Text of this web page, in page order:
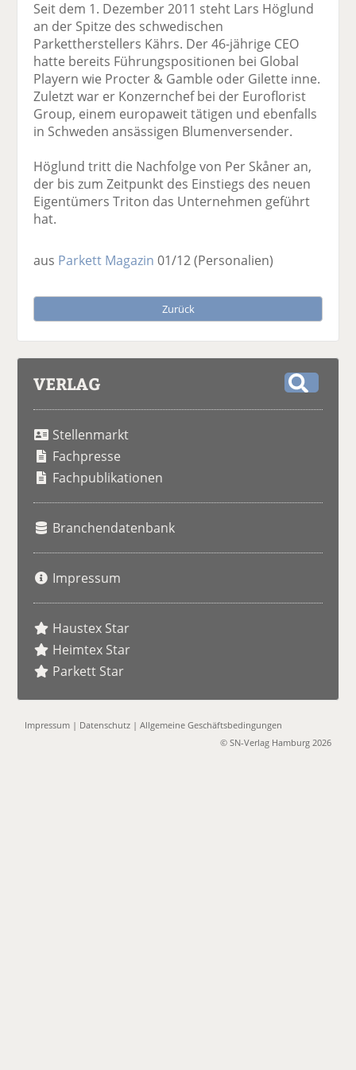
Seit dem 1. Dezember 2011 steht Lars Höglund
an der Spitze des schwedischen
Parkettherstellers Kährs. Der 46-jährige CEO
hatte bereits Führungspositionen bei Global
Playern wie Procter & Gamble oder Gilette inne.
Zuletzt war er Konzernchef bei der Euroflorist
Group, einem europaweit tätigen und ebenfalls
in Schweden ansässigen Blumenversender.
Höglund tritt die Nachfolge von Per Skåner an,
der bis zum Zeitpunkt des Einstiegs des neuen
Eigentümers Triton das Unternehmen geführt
hat.
aus Parkett Magazin 01/12(Personalien)
Zurück
VERLAG
Stellenmarkt
Fachpresse
Fachpublikationen
Branchendatenbank
Impressum
Haustex Star
Heimtex Star
Parkett Star
Impressum | Datenschutz |Allgemeine Geschäftsbedingungen
© SN-Verlag Hamburg 2026